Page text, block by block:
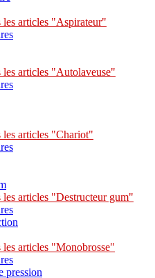
les articles "Aspirateur"
les articles "Autolaveuse"
les articles "Chariot"
les articles "Destructeur gum"
les articles "Monobrosse"
pression